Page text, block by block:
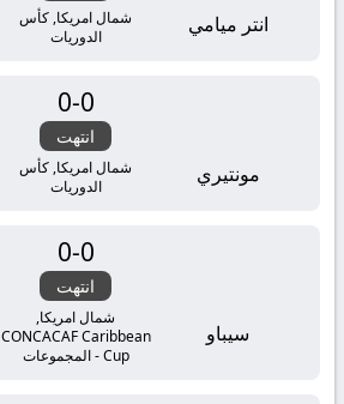
انتر ميامي
شمال امريكا, كأس
الدوريات
مونتيري
0
-
0
انتهت
شمال امريكا, كأس
الدوريات
سيباو
0
-
0
انتهت
شمال امريكا,
CONCACAF Caribbean
Cup - المجموعات